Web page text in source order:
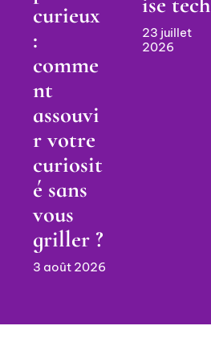
curieux
:
comme
nt
assouvi
r votre
curiosit
é sans
vous
griller ?
3 août 2026
23 juillet
2026
SEO :
l’objec